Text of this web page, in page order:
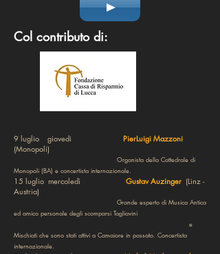
Col contributo di:
9 luglio giovedi
PierLuigi Mazzoni
(Monopoli)
Organista della Cattedrale di
Monopoli (BA) e concertista internazionale.
15 luglio mercoledì Gustav Auzinger (Linz -
Austria)
Grande esperto di Musica Antica
ed amico personale degli scomparsi Tagliavini
e
Mischiati che sono stati attivi a Camaiore in passato. Concertista
internazionale.